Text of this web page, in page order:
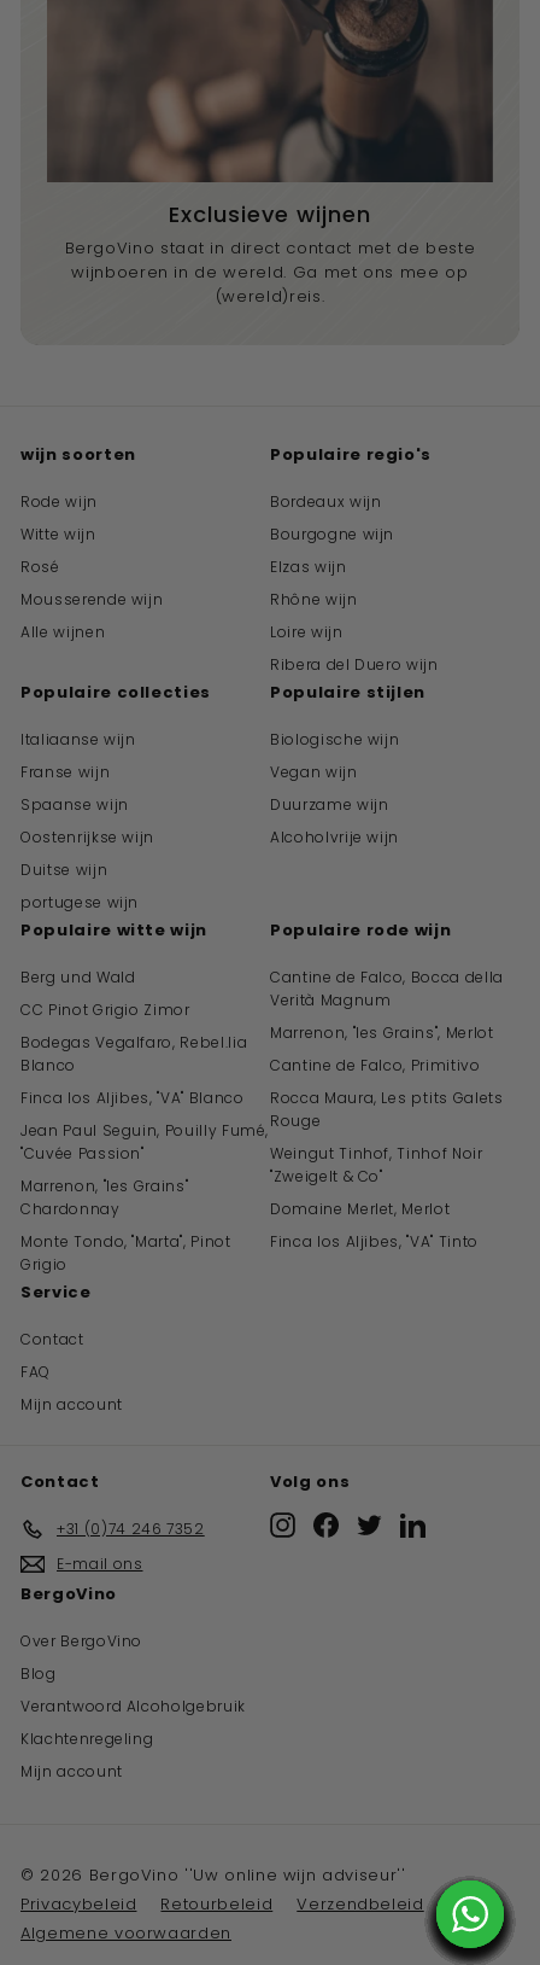
Exclusieve wijnen
BergoVino staat in direct contact met de beste
wijnboeren in de wereld. Ga met ons mee op
(wereld)reis.
wijn soorten
Rode wijn
Witte wijn
Rosé
Mousserende wijn
Alle wijnen
Populaire regio's
Bordeaux wijn
Bourgogne wijn
Elzas wijn
Rhône wijn
Loire wijn
Ribera del Duero wijn
Populaire collecties
Italiaanse wijn
Franse wijn
Spaanse wijn
Oostenrijkse wijn
Duitse wijn
portugese wijn
Populaire stijlen
Biologische wijn
Vegan wijn
Duurzame wijn
Alcoholvrije wijn
Populaire witte wijn
Berg und Wald
CC Pinot Grigio Zimor
Bodegas Vegalfaro, Rebel.lia
Blanco
Finca los Aljibes, "VA" Blanco
Jean Paul Seguin, Pouilly Fumé,
"Cuvée Passion"
Marrenon, "les Grains"
Chardonnay
Monte Tondo, "Marta", Pinot
Grigio
Populaire rode wijn
Cantine de Falco, Bocca della
Verità Magnum
Marrenon, "les Grains", Merlot
Cantine de Falco, Primitivo
Rocca Maura, Les ptits Galets
Rouge
Weingut Tinhof, Tinhof Noir
"Zweigelt & Co"
Domaine Merlet, Merlot
Finca los Aljibes, "VA" Tinto
Service
Contact
FAQ
Mijn account
Contact
+31 (0)74 246 7352
E-mail ons
Volg ons
InstagramFacebook
Twitter
BergoVino
Over BergoVino
Blog
Verantwoord Alcoholgebruik
Klachtenregeling
Mijn account
© 2026 BergoVino ''Uw online wijn adviseur''
Privacybeleid
Retourbeleid
Verzendbeleid
Algemene voorwaarden